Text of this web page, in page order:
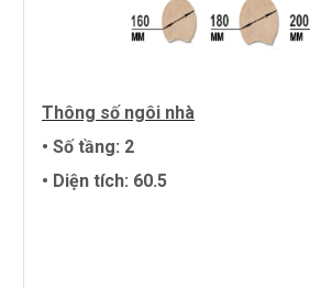
Thông số ngôi nhà
• Số tầng: 2
• Diện tích: 60.5